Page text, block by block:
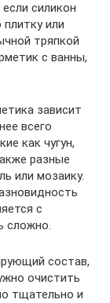
силикон
плитку или
тряпкой
с ванны,
зависит
всего
как чугун,
разные
или мозаику.
с
сложно.
состав,
очистить
тщательно и